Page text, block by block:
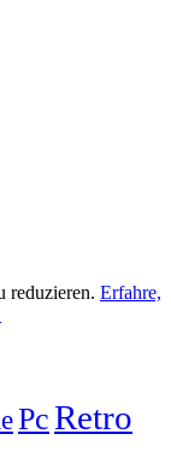
reduzieren. Erfahre,
PcRetro